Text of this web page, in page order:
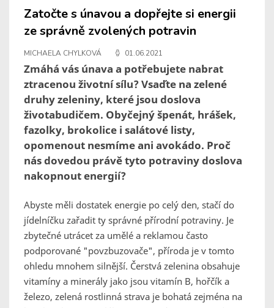
Zatočte s únavou a dopřejte si energii
ze správně zvolených potravin
MICHAELA CHYLKOVÁ 01.06.2021
Zmáhá vás únava a potřebujete nabrat
ztracenou životní sílu? Vsaďte na zelené
druhy zeleniny, které jsou doslova
životabudičem. Obyčejný špenát, hrášek,
fazolky, brokolice i salátové listy,
opomenout nesmíme ani avokádo. Proč
nás dovedou právě tyto potraviny doslova
nakopnout energií?
Abyste měli dostatek energie po celý den, stačí do
jídelníčku zařadit ty správné přírodní potraviny. Je
zbytečné utrácet za umělé a reklamou často
podporované "povzbuzovače", příroda je v tomto
ohledu mnohem silnější. Čerstvá zelenina obsahuje
vitamíny a minerály jako jsou vitamín B, hořčík a
železo, zelená rostlinná strava je bohatá zejména na